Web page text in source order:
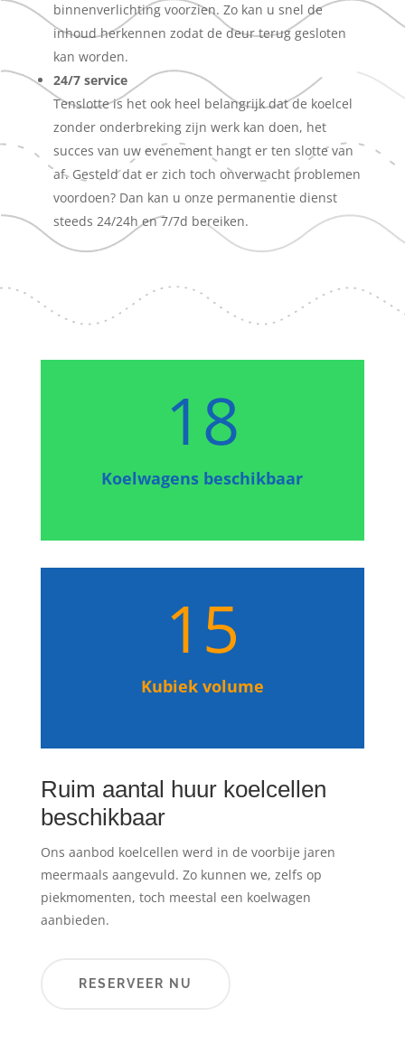
binnenverlichting voorzien. Zo kan u snel de
inhoud herkennen zodat de deur terug gesloten
kan worden.
24/7 service
Tenslotte is het ook heel belangrijk dat de koelcel
zonder onderbreking zijn werk kan doen, het
succes van uw evenement hangt er ten slotte van
af. Gesteld dat er zich toch onverwacht problemen
voordoen? Dan kan u onze permanentie dienst
steeds 24/24h en 7/7d bereiken.
18
Koelwagens beschikbaar
15
Kubiek volume
Ruim aantal huur koelcellen
beschikbaar
Ons aanbod koelcellen werd in de voorbije jaren
meermaals aangevuld. Zo kunnen we, zelfs op
piekmomenten, toch meestal een koelwagen
aanbieden.
RESERVEER NU